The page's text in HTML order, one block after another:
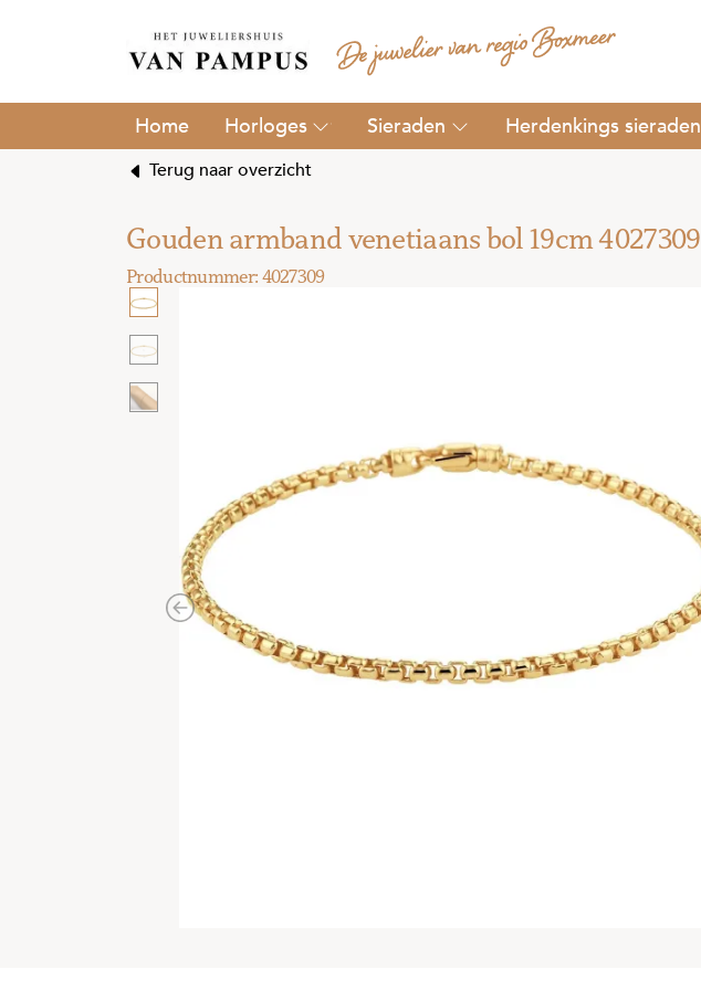
Horloges Sieraden Herdenkings sieraden
Terug naar overzicht
Gouden armband venetiaans bol 19cm 4027309
Previous